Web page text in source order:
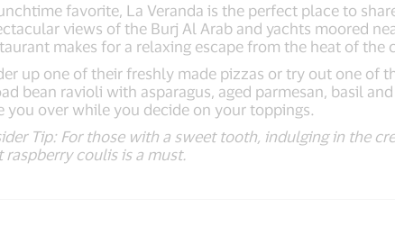
favorite, La Veranda is the perfect place to
views of the Burj Al Arab and yachts moored
makes for a relaxing escape from the heat of the
up one of their freshly made pizzas or try out one of
bean ravioli with asparagus, aged parmesan, basil
you over while you decide on your toppings.
Tip: For those with a sweet tooth, indulging in the
raspberry coulis is a must.